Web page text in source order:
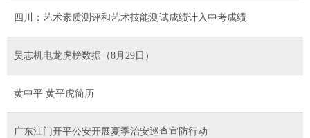
四川：艺术素质测评和艺术技能测试成绩计入中考成绩
昊志机电龙虎榜数据（8月29日）
黄中平 黄平虎简历
广东江门开平公安开展夏季治安巡查宣防行动